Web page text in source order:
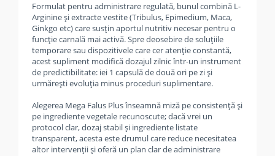
Formulat pentru administrare regulată, bunul combină L-
Arginine și extracte vestite (Tribulus, Epimedium, Maca,
Ginkgo etc) care susțin aportul nutritiv necesar pentru o
funcție carnală mai activă. Spre deosebire de soluțiile
temporare sau dispozitivele care cer atenție constantă,
acest supliment modifică dozajul zilnic într-un instrument
de predictibilitate: iei 1 capsulă de două ori pe zi și
urmărești evoluția minus proceduri suplimentare.
Alegerea Mega Falus Plus înseamnă miză pe consistență și
pe ingrediente vegetale recunoscute; dacă vrei un
protocol clar, dozaj stabil și ingrediente listate
transparent, acesta este drumul care reduce necesitatea
altor intervenții și oferă un plan clar de administrare